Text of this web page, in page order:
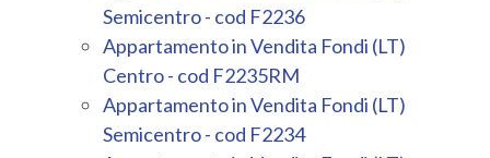
Semicentro - cod F2236
Appartamento in Vendita Fondi (LT)
Centro - cod F2235RM
Appartamento in Vendita Fondi (LT)
Semicentro - cod F2234